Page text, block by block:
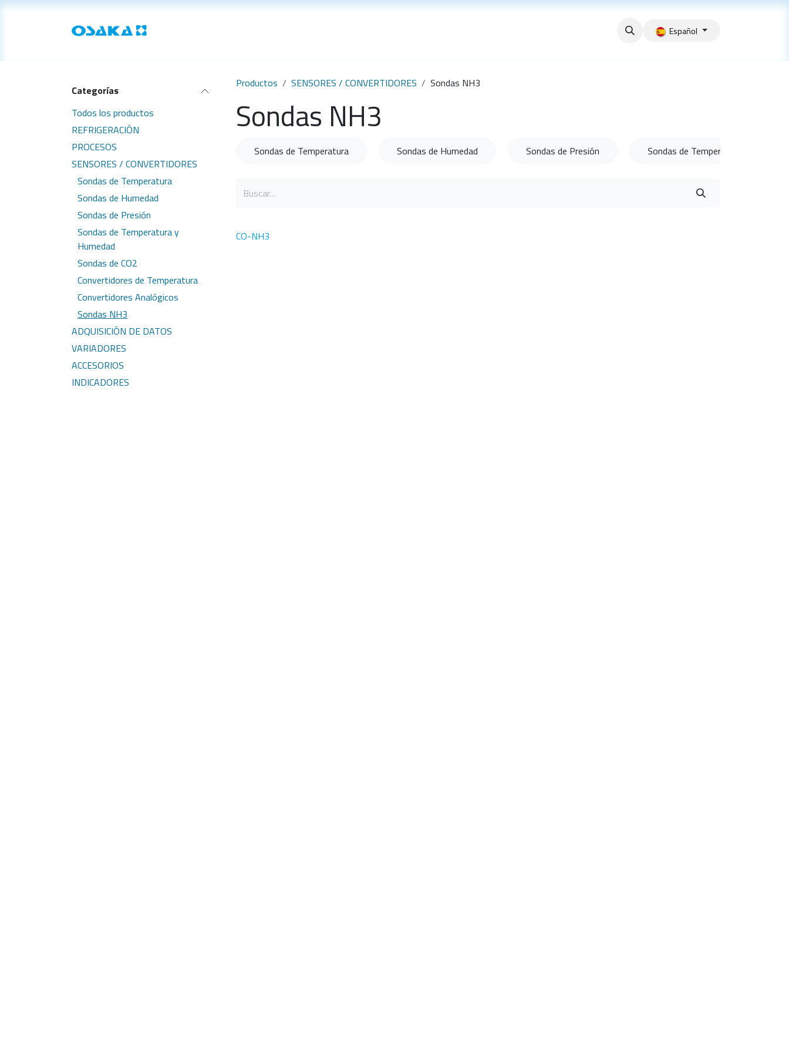
Ir al contenido
Español
Categorías
Todos los productos
REFRIGERACIÓN
PROCESOS
SENSORES / CONVERTIDORES
Sondas de Temperatura
Sondas de Humedad
Sondas de Presión
Sondas de Temperatura y
Humedad
Sondas de CO2
Convertidores de Temperatura
Convertidores Analógicos
Sondas NH3
ADQUISICIÓN DE DATOS
VARIADORES
ACCESORIOS
INDICADORES
Productos SENSORES / CONVERTIDORES Sondas NH3
Sondas NH3
Sondas de Temperatura Sondas de Humedad Sondas de Presión Sondas de Temperatura y Humedad
CO-NH3